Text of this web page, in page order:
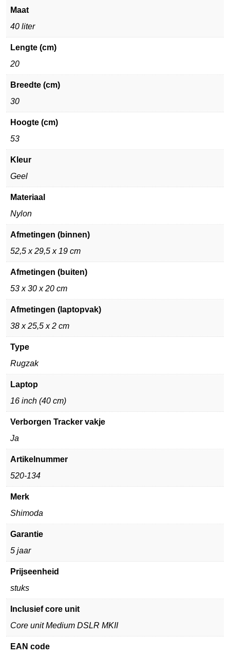
Maat
40 liter
Lengte (cm)
20
Breedte (cm)
30
Hoogte (cm)
53
Kleur
Geel
Materiaal
Nylon
Afmetingen (binnen)
52,5 x 29,5 x 19 cm
Afmetingen (buiten)
53 x 30 x 20 cm
Afmetingen (laptopvak)
38 x 25,5 x 2 cm
Type
Rugzak
Laptop
16 inch (40 cm)
Verborgen Tracker vakje
Ja
Artikelnummer
520-134
Merk
Shimoda
Garantie
5 jaar
Prijseenheid
stuks
Inclusief core unit
Core unit Medium DSLR MKII
EAN code